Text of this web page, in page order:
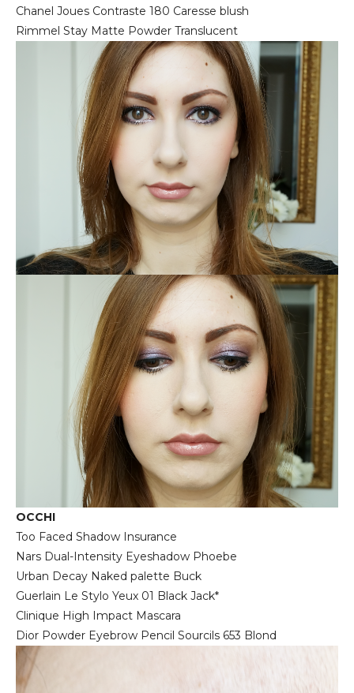
Chanel Joues Contraste 180 Caresse blush
Rimmel Stay Matte Powder Translucent
OCCHI
Too Faced Shadow Insurance
Nars Dual-Intensity Eyeshadow Phoebe
Urban Decay Naked palette Buck
Guerlain Le Stylo Yeux 01 Black Jack*
Clinique High Impact Mascara
Dior Powder Eyebrow Pencil Sourcils 653 Blond